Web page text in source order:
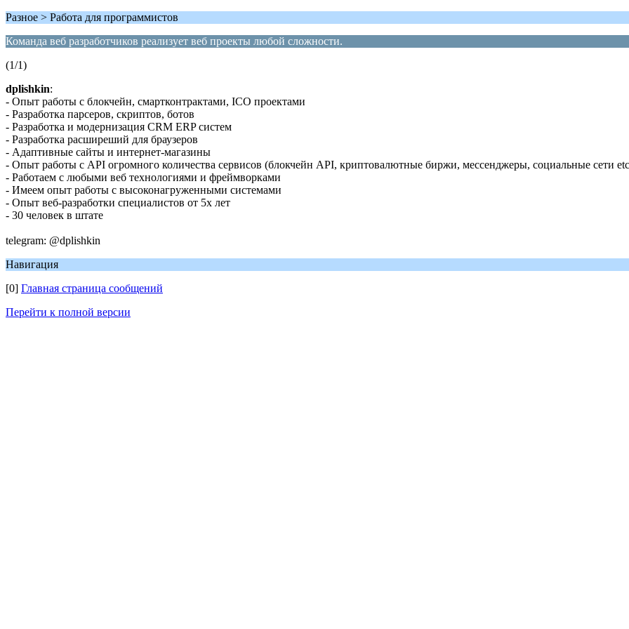
Разное > Работа для программистов
Команда веб разработчиков реализует веб проекты любой сложности.
(1/1)
dplishkin:
- Опыт работы с блокчейн, смартконтрактами, ICO проектами
- Разработка парсеров, скриптов, ботов
- Разработка и модернизация CRM ERP систем
- Разработка расширеший для браузеров
- Адаптивные сайты и интернет-магазины
- Опыт работы с API огромного количества сервисов (блокчейн API, криптовалютные биржи, мессенджеры, социальные сети
- Работаем с любыми веб технологиями и фреймворками
- Имеем опыт работы с высоконагруженными системами
- Опыт веб-разработки специалистов от 5х лет
- 30 человек в штате
telegram: @dplishkin
Навигация
[0] Главная страница сообщений
Перейти к полной версии